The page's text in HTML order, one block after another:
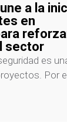
de
referente
y